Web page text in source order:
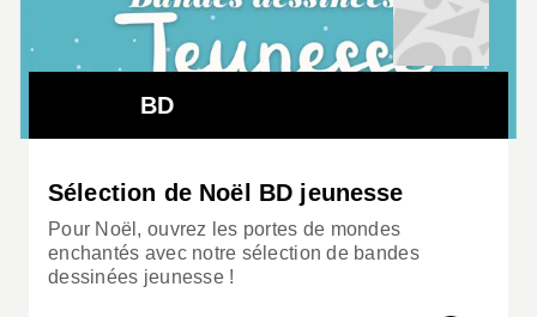
BD
Sélection de Noël BD jeunesse
Pour Noël, ouvrez les portes de mondes
enchantés avec notre sélection de bandes
dessinées jeunesse !